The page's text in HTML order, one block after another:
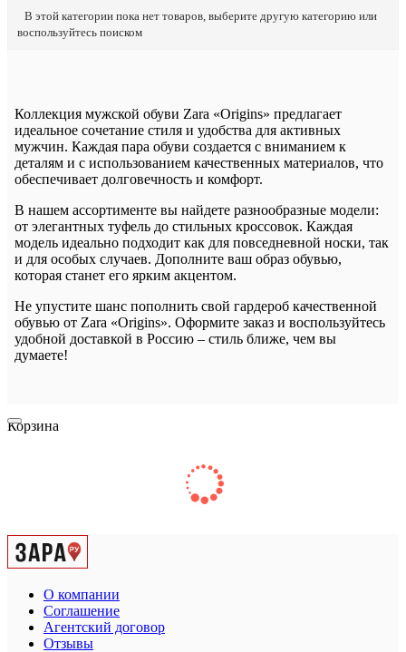
В этой категории пока нет товаров, выберите другую категорию или
воспользуйтесь поиском
Коллекция мужской обуви Zara «Origins» предлагает
идеальное сочетание стиля и удобства для активных
мужчин. Каждая пара обуви создается с вниманием к
деталям и с использованием качественных материалов, что
обеспечивает долговечность и комфорт.
В нашем ассортименте вы найдете разнообразные модели:
от элегантных туфель до стильных кроссовок. Каждая
модель идеально подходит как для повседневной носки, так
и для особых случаев. Дополните ваш образ обувью,
которая станет его ярким акцентом.
Не упустите шанс пополнить свой гардероб качественной
обувью от Zara «Origins». Оформите заказ и воспользуйтесь
удобной доставкой в Россию – стиль ближе, чем вы
думаете!
Корзина
О компании
Соглашение
Агентский договор
Отзывы